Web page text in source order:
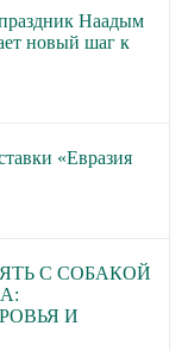
Наадым
новый шаг к
«Евразия
С СОБАКОЙ
И